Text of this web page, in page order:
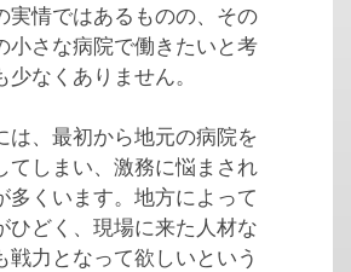
実情ではあるものの、その
小さな病院で働きたいと考
少なくありません。
は、最初から地元の病院を
てしまい、激務に悩まされ
多くいます。地方によって
ひどく、現場に来た人材な
戦力となって欲しいという